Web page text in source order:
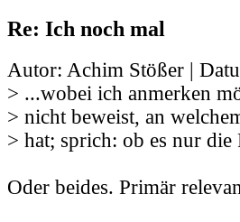
Re: Ich noch mal
Autor: Achim Stößer |
> ...wobei ich anmerken
> nicht beweist, an
> hat; sprich: ob es nur
Oder beides. Primär